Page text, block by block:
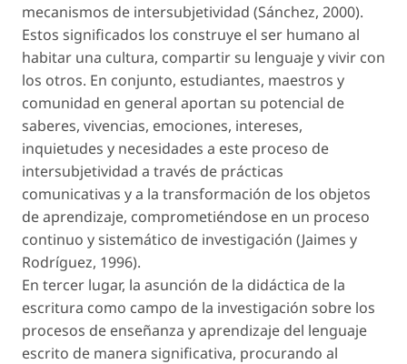
mecanismos de intersubjetividad (Sánchez, 2000).
Estos significados los construye el ser humano al
habitar una cultura, compartir su lenguaje y vivir con
los otros. En conjunto, estudiantes, maestros y
comunidad en general aportan su potencial de
saberes, vivencias, emociones, intereses,
inquietudes y necesidades a este proceso de
intersubjetividad a través de prácticas
comunicativas y a la transformación de los objetos
de aprendizaje, comprometiéndose en un proceso
continuo y sistemático de investigación (Jaimes y
Rodríguez, 1996).
En tercer lugar, la asunción de la didáctica de la
escritura como campo de la investigación sobre los
procesos de enseñanza y aprendizaje del lenguaje
escrito de manera significativa, procurando al